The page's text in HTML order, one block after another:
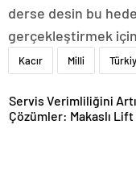
derse desin bu
gerçekleştirmek
Kacır Milli
Servis Verimliliğini
Çözümler: Makaslı Lift